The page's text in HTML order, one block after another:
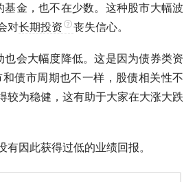
基金，也不在少数。这种股市大幅波
对长期投资 丧失信心。
会大幅度降低。这是因为债券类资
债市周期也不一样，股债相关性不
较为稳健，这有助于大家在大涨大跌
因此获得过低的业绩回报。